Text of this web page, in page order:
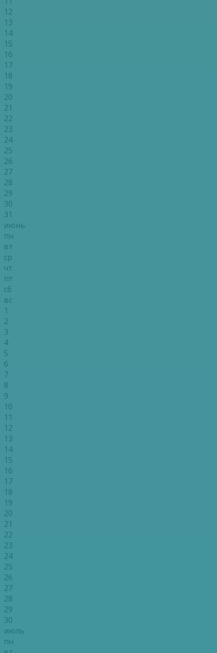
12
13
14
15
16
17
18
19
20
21
22
23
24
25
26
27
28
29
30
31
июнь
пн
вт
ср
чт
пт
сб
вс
1
2
3
4
5
6
7
8
9
10
11
12
13
14
15
16
17
18
19
20
21
22
23
24
25
26
27
28
29
30
июль
пн